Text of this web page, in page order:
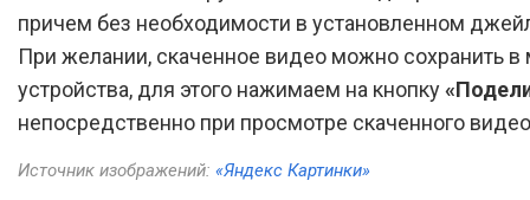
причем без необходимости в установленном
При желании, скаченное видео можно сохранить в
устройства, для этого нажимаем на кнопку
непосредственно при просмотре скаченного
Источник изображений: «Яндекс Картинки»